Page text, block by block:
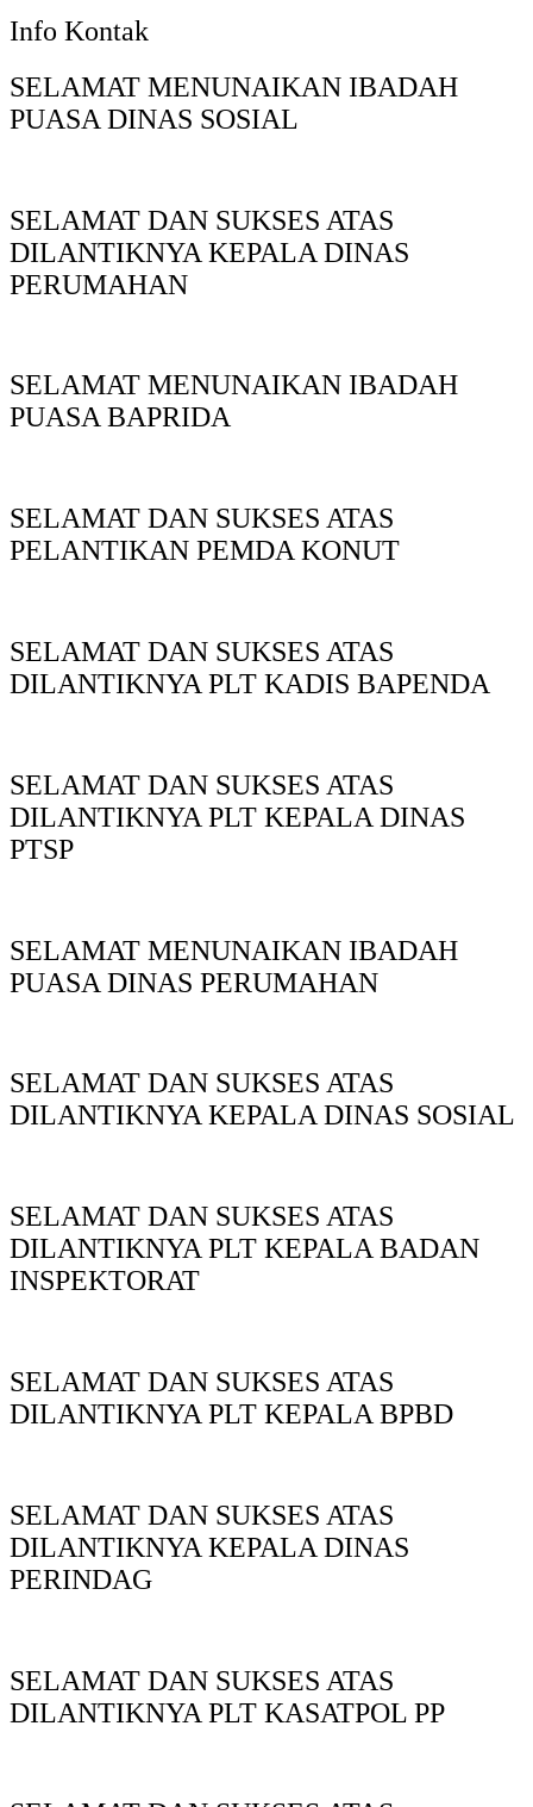
Info Kontak
SELAMAT MENUNAIKAN IBADAH
PUASA DINAS SOSIAL
SELAMAT DAN SUKSES ATAS
DILANTIKNYA KEPALA DINAS
PERUMAHAN
SELAMAT MENUNAIKAN IBADAH
PUASA BAPRIDA
SELAMAT DAN SUKSES ATAS
PELANTIKAN PEMDA KONUT
SELAMAT DAN SUKSES ATAS
DILANTIKNYA PLT KADIS BAPENDA
SELAMAT DAN SUKSES ATAS
DILANTIKNYA PLT KEPALA DINAS
PTSP
SELAMAT MENUNAIKAN IBADAH
PUASA DINAS PERUMAHAN
SELAMAT DAN SUKSES ATAS
DILANTIKNYA KEPALA DINAS SOSIAL
SELAMAT DAN SUKSES ATAS
DILANTIKNYA PLT KEPALA BADAN
INSPEKTORAT
SELAMAT DAN SUKSES ATAS
DILANTIKNYA PLT KEPALA BPBD
SELAMAT DAN SUKSES ATAS
DILANTIKNYA KEPALA DINAS
PERINDAG
SELAMAT DAN SUKSES ATAS
DILANTIKNYA PLT KASATPOL PP